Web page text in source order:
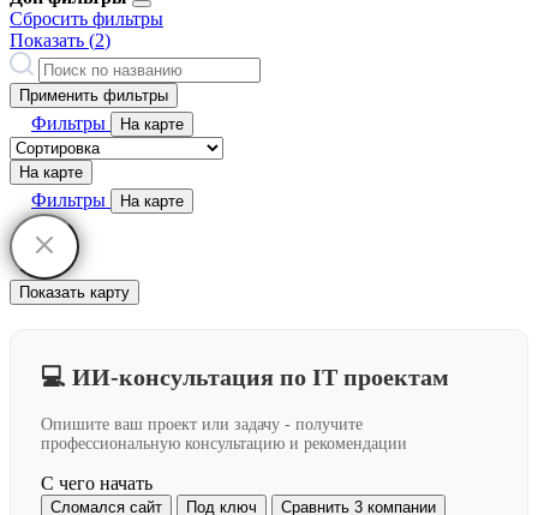
Сбросить фильтры
Показать (2)
Применить фильтры
Фильтры На карте
На карте
Фильтры На карте
Показать карту
💻 ИИ-консультация по IT проектам
Опишите ваш проект или задачу - получите
профессиональную консультацию и рекомендации
С чего начать
Сломался сайт Под ключ Сравнить 3 компании